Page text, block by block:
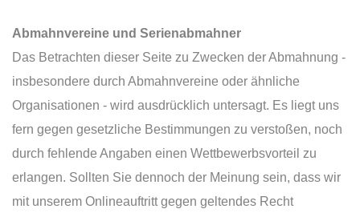
Abmahnvereine und Serienabmahner
Das Betrachten dieser Seite zu Zwecken der Abmahnung -
insbesondere durch Abmahnvereine oder ähnliche
Organisationen - wird ausdrücklich untersagt. Es liegt uns
fern gegen gesetzliche Bestimmungen zu verstoßen, noch
durch fehlende Angaben einen Wettbewerbsvorteil zu
erlangen. Sollten Sie dennoch der Meinung sein, dass wir
mit unserem Onlineauftritt gegen geltendes Recht